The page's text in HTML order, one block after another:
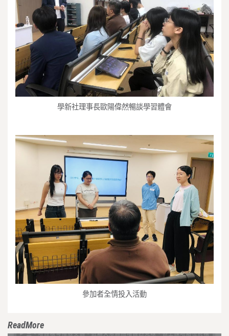
學新社理事長歐陽偉然暢談學習體會
參加者全情投入活動
ReadMore